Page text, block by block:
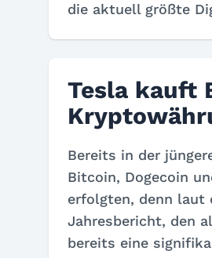
die aktuell größte
Tesla kauft
Bereits in der
Bitcoin, Dogecoin
erfolgten, denn laut
Jahresbericht, den
bereits eine